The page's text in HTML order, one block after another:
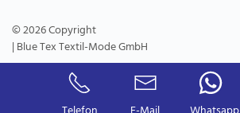
©2026Copyright
| Blue Tex Textil-Mode GmbH